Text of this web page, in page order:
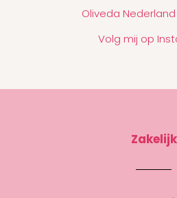
Oliveda
Volg mij op
Zakelijk